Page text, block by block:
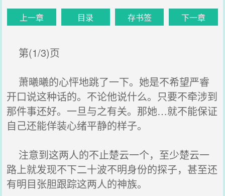
上一章 目录 存书签 下一章
第(1/3)页
萧曦曦的心怦地跳了一下。她是不希望严睿
开口说这种话的。不论他说什么。只要不牵涉到
那件事还好。一旦与之有关。那她…就不能保证
自己还能佯装心绪平静的样子。
注意到这两人的不止楚云一个，至少楚云一
路上就发现不下二十波不明身份的探子，甚至还
有明目张胆跟踪这两人的神族。